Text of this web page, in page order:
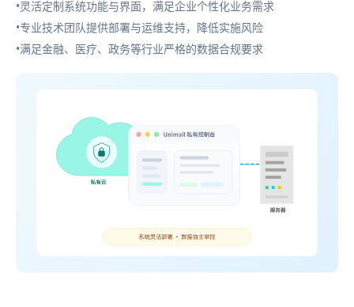
•灵活定制系统功能与界面，满足企业个性化业务需求
•专业技术团队提供部署与运维支持，降低实施风险
•满足金融、医疗、政务等行业严格的数据合规要求